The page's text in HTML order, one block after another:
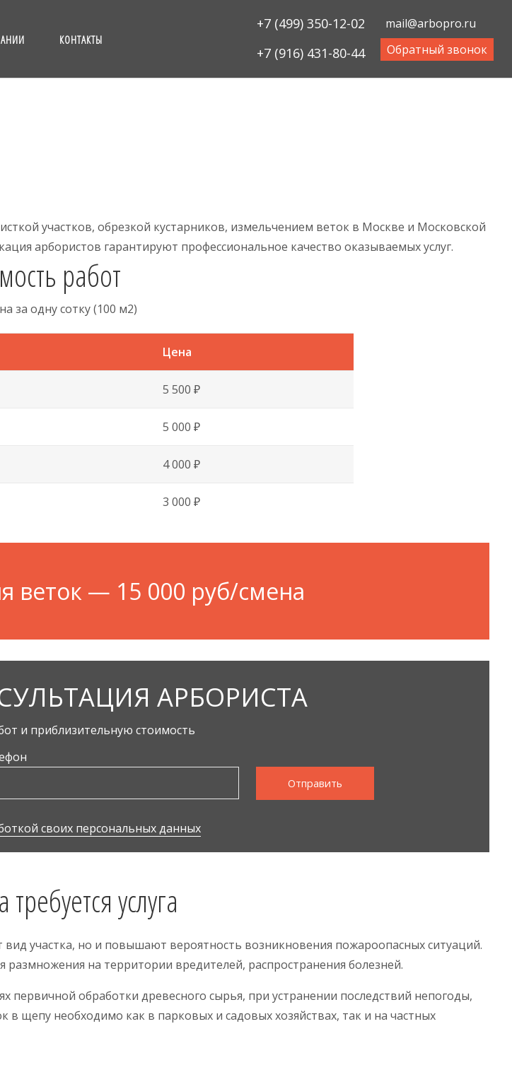
КОНТАКТЫ
+7 (499) 350-12-02
+7 (916) 431-80-44
mail@arbopro.ru
Обратный звонок
участков, обрезкой кустарников, измельчением веток в Москве и Московской
арбористов гарантируют профессиональное качество оказываемых услуг.
работ
за одну сотку (100 м2)
Цена
5 500 ₽
5 000 ₽
4 000 ₽
3 000 ₽
веток — 15 000 руб/смена
АРБОРИСТА
и приблизительную стоимость
своих персональных данных
требуется услуга
участка, но и повышают вероятность возникновения пожароопасных ситуаций.
на территории вредителей, распространения болезней.
обработки древесного сырья, при устранении последствий непогоды,
щепу необходимо как в парковых и садовых хозяйствах, так и на частных